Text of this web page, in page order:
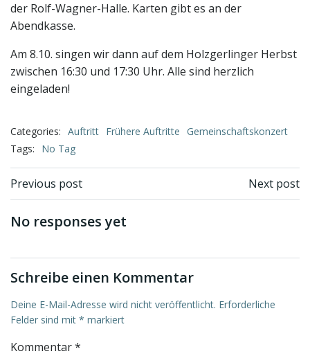
der Rolf-Wagner-Halle. Karten gibt es an der
Abendkasse.
Am 8.10. singen wir dann auf dem Holzgerlinger Herbst
zwischen 16:30 und 17:30 Uhr. Alle sind herzlich
eingeladen!
Categories: Auftritt Frühere Auftritte Gemeinschaftskonzert
Tags:
No Tag
Beitragsnavigation
Previous post Next post
No responses yet
Schreibe einen Kommentar
Deine E-Mail-Adresse wird nicht veröffentlicht. Erforderliche
Felder sind mit * markiert
Kommentar*